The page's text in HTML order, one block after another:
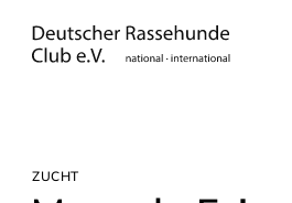
ZUCHT